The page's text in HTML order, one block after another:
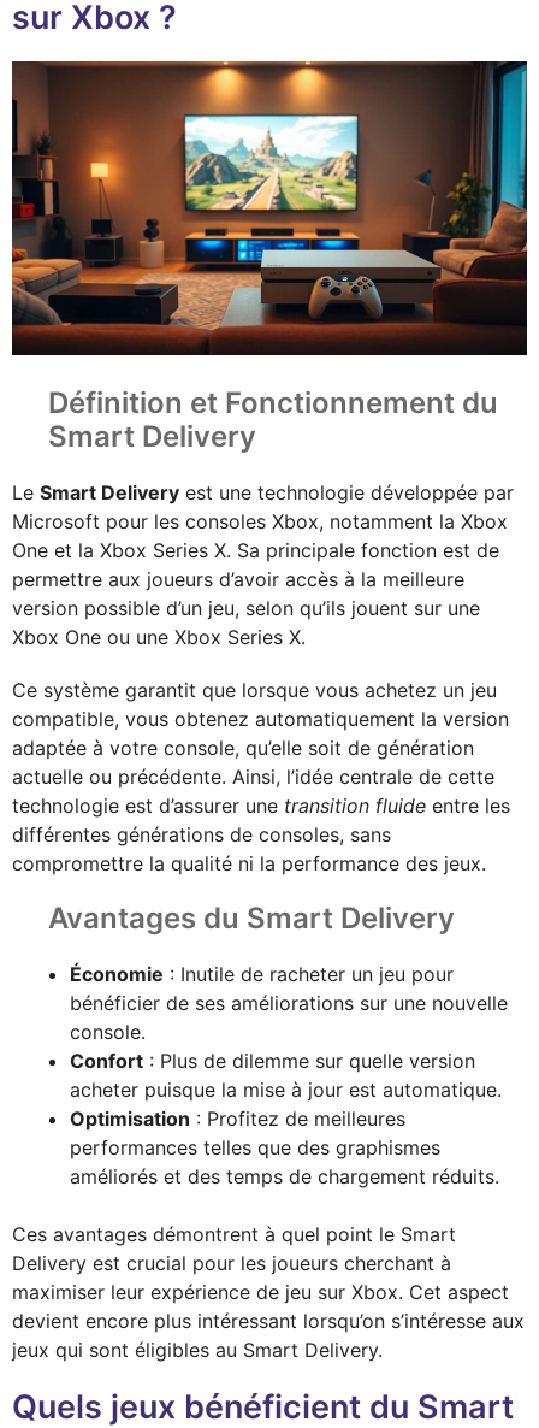
sur Xbox ?
Définition et Fonctionnement du
Smart Delivery
Le Smart Delivery est une technologie développée par
Microsoft pour les consoles Xbox, notamment la Xbox
One et la Xbox Series X. Sa principale fonction est de
permettre aux joueurs d’avoir accès à la meilleure
version possible d’un jeu, selon qu’ils jouent sur une
Xbox One ou une Xbox Series X.
Ce système garantit que lorsque vous achetez un jeu
compatible, vous obtenez automatiquement la version
adaptée à votre console, qu’elle soit de génération
actuelle ou précédente. Ainsi, l’idée centrale de cette
technologie est d’assurer une transition fluide entre les
différentes générations de consoles, sans
compromettre la qualité ni la performance des jeux.
Avantages du Smart Delivery
Économie : Inutile de racheter un jeu pour
bénéficier de ses améliorations sur une nouvelle
console.
Confort : Plus de dilemme sur quelle version
acheter puisque la mise à jour est automatique.
Optimisation : Profitez de meilleures
performances telles que des graphismes
améliorés et des temps de chargement réduits.
Ces avantages démontrent à quel point le Smart
Delivery est crucial pour les joueurs cherchant à
maximiser leur expérience de jeu sur Xbox. Cet aspect
devient encore plus intéressant lorsqu’on s’intéresse aux
jeux qui sont éligibles au Smart Delivery.
Quels jeux bénéficient du Smart